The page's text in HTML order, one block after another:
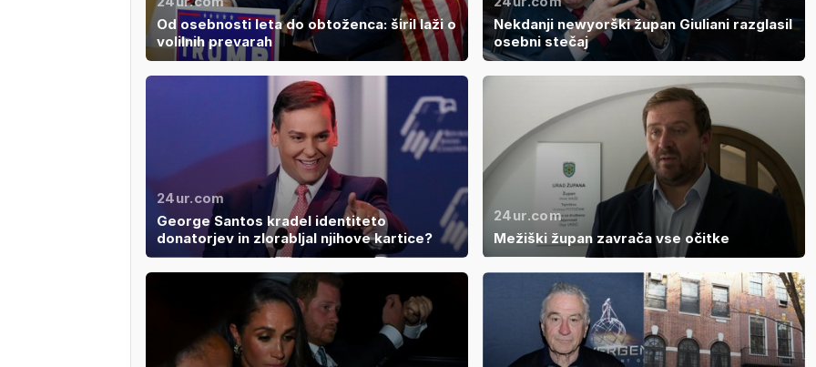
Od osebnosti leta do obtoženca: širil laži o
volilnih prevarah
Nekdanji newyorški župan Giuliani razglasil
osebni stečaj
24ur.com
George Santos kradel identiteto
donatorjev in zlorabljal njihove kartice?
24ur.com
Mežiški župan zavrača vse očitke